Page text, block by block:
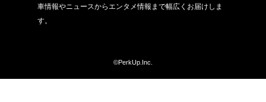
車情報やニュースからエンタメ情報まで幅広くお届けしま
す。
©PerkUp.Inc.